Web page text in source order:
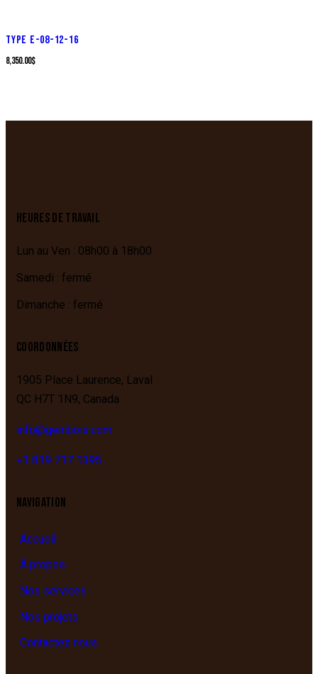
TYPE E-08-12-16
8,350.00$
HEURES DE TRAVAIL
Lun au Ven : 08h00 à 18h00
Samedi : fermé
Dimanche : fermé
COORDONNÉES
1905 Place Laurence, Laval
QC H7T 1N9, Canada
info@genibois.com
+1 819 717 1395
NAVIGATION
Accueil
À propos
Nos services
Nos projets
Contactez nous